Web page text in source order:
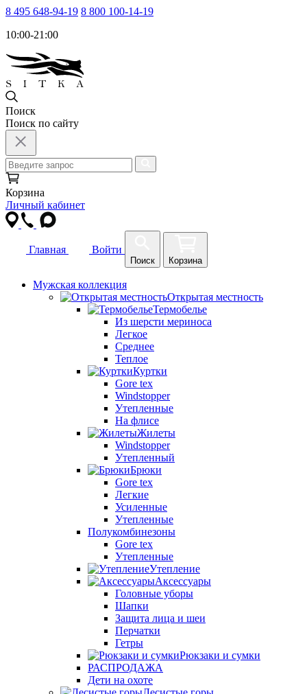
8 495 648-94-19 8 800 100-14-19
10:00-21:00
Поиск
Поиск по сайту
Корзина
Личный кабинет
Главная Войти
Поиск Корзина
Мужская коллекция
Открытая местность
Термобелье
Из шерсти мериноса
Легкое
Среднее
Теплое
Куртки
Gore tex
Windstopper
Утепленные
На флисе
Жилеты
Windstopper
Утепленный
Брюки
Gore tex
Легкие
Усиленные
Утепленные
Полукомбинезоны
Gore tex
Утепленные
Утепление
Аксессуары
Головные уборы
Шапки
Защита лица и шеи
Перчатки
Гетры
Рюкзаки и сумки
РАСПРОДАЖА
Дети на охоте